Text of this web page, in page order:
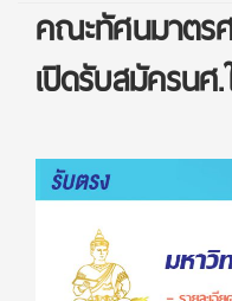
คณะทัศนมาตร
เปิดรับสมัครน